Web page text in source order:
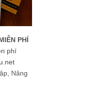
PHÍ
phí
Nâng